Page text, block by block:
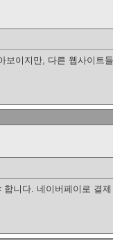
이지만, 다른 웹사이트
니다. 네이버페이로 결